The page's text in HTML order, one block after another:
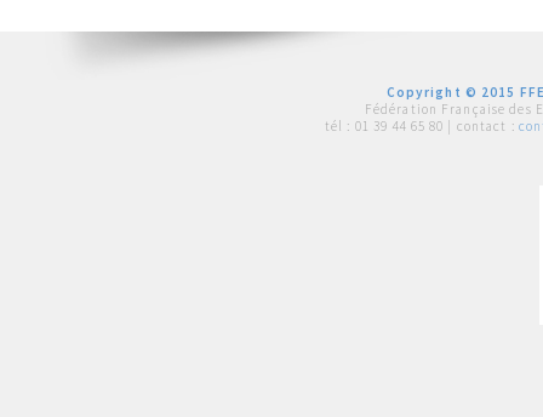
Copyright © 2015
Fédération Française des
tél : 01 39 44 65 80 | contact :